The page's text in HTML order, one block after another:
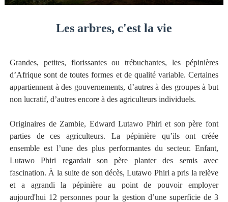
Les arbres, c'est la vie
Grandes, petites, florissantes ou trébuchantes, les pépinières
d’Afrique sont de toutes formes et de qualité variable. Certaines
appartiennent à des gouvernements, d’autres à des groupes à but
non lucratif, d’autres encore à des agriculteurs individuels.
Originaires de Zambie, Edward Lutawo Phiri et son père font
parties de ces agriculteurs. La pépinière qu’ils ont créée
ensemble est l’une des plus performantes du secteur. Enfant,
Lutawo Phiri regardait son père planter des semis avec
fascination. À la suite de son décès, Lutawo Phiri a pris la relève
et a agrandi la pépinière au point de pouvoir employer
aujourd'hui 12 personnes pour la gestion d’une superficie de 3